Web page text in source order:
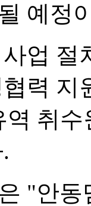
예정
업 절
력 지
취
"안